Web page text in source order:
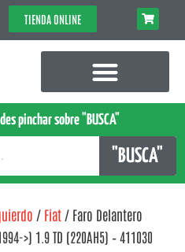
TIENDA ONLINE
pinchar sobre "BUSCA"
"BUSCA"
/ Fiat/ Faro Delantero
>) 1.9 TD (220AH5) – 411030